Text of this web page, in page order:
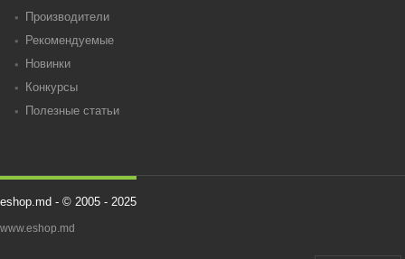
Производители
Рекомендуемые
Новинки
Конкурсы
Полезные статьи
eshop.md - © 2005 - 2025
www.eshop.md